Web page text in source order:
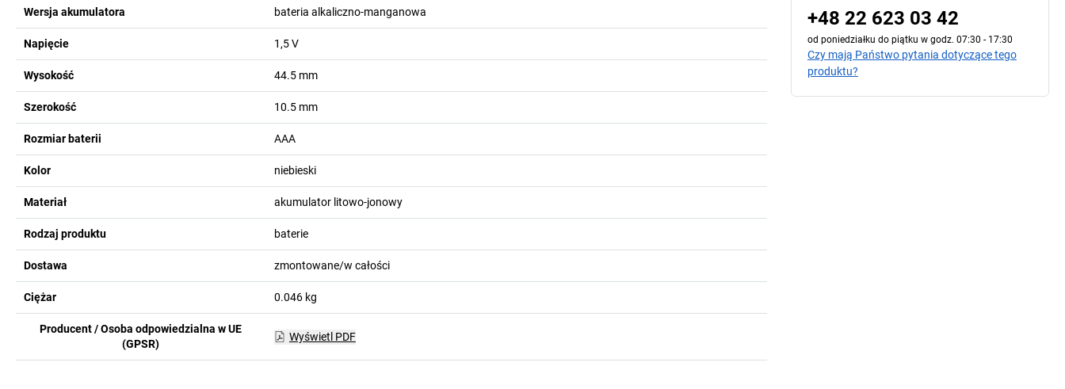
Wersja akumulatora bateria alkaliczno-manganowa
Napięcie 1,5V
Wysokość 44.5 mm
Szerokość 10.5 mm
Rozmiar baterii AAA
Kolor niebieski
Materiał akumulator litowo-jonowy
Rodzaj produktu baterie
Dostawa zmontowane/w całości
Ciężar 0.046 kg
Producent / Osoba odpowiedzialna w UE
(GPSR)
Wyświetl PDF
+48 22 623 03 42
od poniedziałku do piątku w godz. 07:30 - 17:30
Czy mają Państwo pytania dotyczące tego
produktu?